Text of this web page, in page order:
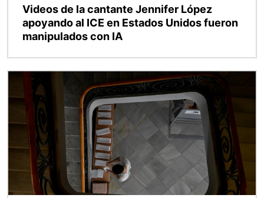
Videos de la cantante Jennifer López
apoyando al ICE en Estados Unidos fueron
manipulados con IA
Imagen